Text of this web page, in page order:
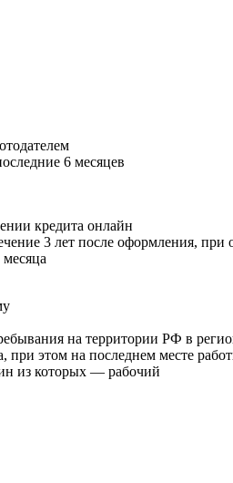
6 месяцев
кредита онлайн
3 лет после оформления,
на территории РФ в
этом на последнем месте
из которых — рабочий